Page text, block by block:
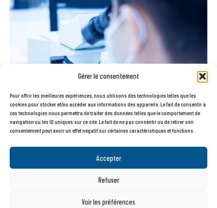
Gérer le consentement
Pour offrir les meilleures expériences, nous utilisons des technologies telles que les
cookies pour stocker et/ou accéder aux informations des appareils. Le fait de consentir à
ces technologies nous permettra de traiter des données telles que le comportement de
navigation ou les ID uniques sur ce site. Le fait de ne pas consentir ou de retirer son
consentement peut avoir un effet négatif sur certaines caractéristiques et fonctions.
Accepter
Refuser
Voir les préférences
Nous proposons l’identification des champignons lignivores, des insectes,
essences de bois et moisissures prélevé par vos soins. Nous pouvons également
procéder à la quantification et à la recherche des produits de traitement